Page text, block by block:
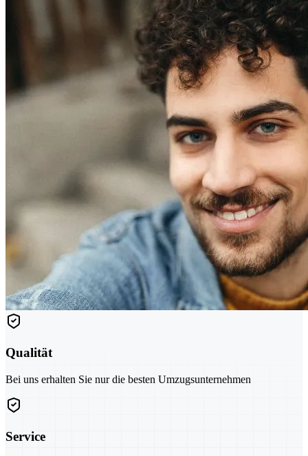
Qualität
Bei uns erhalten Sie nur die besten Umzugsunternehmen
Service